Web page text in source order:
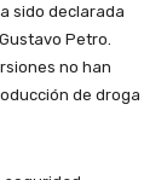
sido declarada
Petro.
no han
de droga